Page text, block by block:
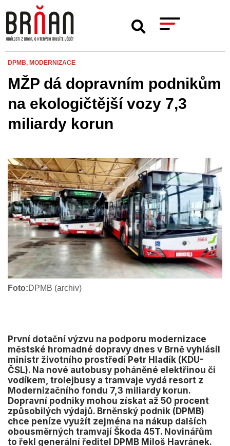
DPMB, MODERNIZACE
MŽP dá dopravním podnikům
na ekologičtější vozy 7,3
miliardy korun
Foto:DPMB (archiv)
První dotační výzvu na podporu modernizace
městské hromadné dopravy dnes v Brně vyhlásil
ministr životního prostředí Petr Hladík (KDU-
ČSL). Na nové autobusy poháněné elektřinou či
vodíkem, trolejbusy a tramvaje vydá resort z
Modernizačního fondu 7,3 miliardy korun.
Dopravní podniky mohou získat až 50 procent
způsobilých výdajů. Brněnský podnik (DPMB)
chce peníze využít zejména na nákup dalších
obousměrných tramvají Škoda 45T. Novinářům
to řekl generální ředitel DPMB Miloš Havránek.